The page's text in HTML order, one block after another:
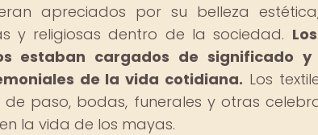
apreciados por su belleza
y religiosas dentro de la sociedad.
estaban cargados de significado y
de la vida cotidiana. Los
de paso, bodas, funerales y otras
la vida de los mayas.